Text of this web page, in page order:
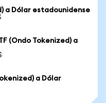
a Dólar estadounidense
(Ondo Tokenized) a
a Dólar